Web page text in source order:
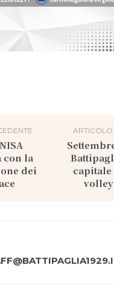
con la
dei
ARTICOLO
capitale